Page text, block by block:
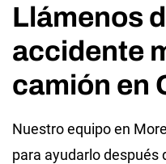
Llámenos
accidente
camión en
Nuestro equipo en
para ayudarlo después